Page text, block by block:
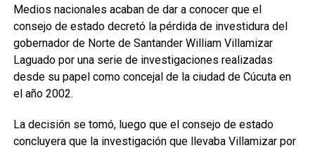
Medios nacionales acaban de dar a conocer que el
consejo de estado decretó la pérdida de investidura del
gobernador de Norte de Santander William Villamizar
Laguado por una serie de investigaciones realizadas
desde su papel como concejal de la ciudad de Cúcuta en
el año 2002.
La decisión se tomó, luego que el consejo de estado
concluyera que la investigación que llevaba Villamizar por